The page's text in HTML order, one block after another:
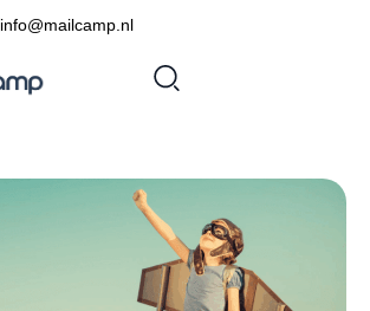
info@mailcamp.nl